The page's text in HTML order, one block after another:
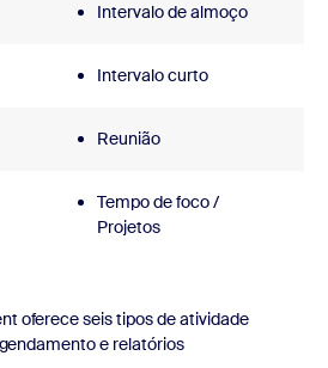
Intervalo de almoço
Intervalo curto
Reunião
Tempo de foco /
Projetos
oferece seis tipos de atividade
e relatórios